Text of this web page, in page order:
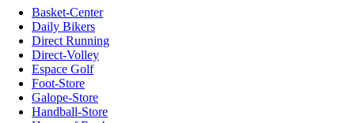
Basket-Center
Daily Bikers
Direct Running
Direct-Volley
Espace Golf
Foot-Store
Galope-Store
Handball-Store